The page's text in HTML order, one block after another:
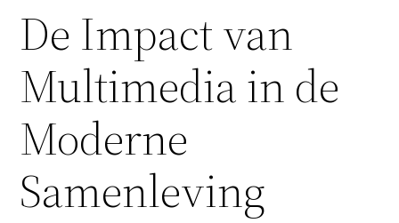
De Impact van
Multimedia in de
Moderne
Samenleving